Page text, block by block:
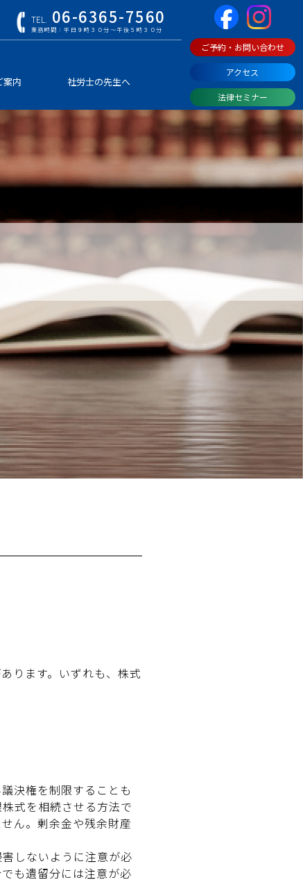
TEL. 06-6365-7560
業務時間：平日９時３０分～午後５時３０分
案内 社労士の先生へ
ご予約・お問い合わせ
アクセス
法律セミナー
ります。いずれも、株式
決権を制限することも
式を相続させる方法で
ん。剰余金や残余財産
しないように注意が必
も遺留分には注意が必